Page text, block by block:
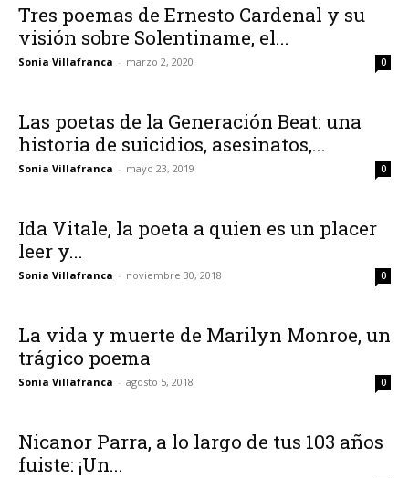
Tres poemas de Ernesto Cardenal y su
visión sobre Solentiname, el...
Sonia Villafranca - marzo 2, 2020 0
Las poetas de la Generación Beat: una
historia de suicidios, asesinatos,...
Sonia Villafranca - mayo 23, 2019 0
Ida Vitale, la poeta a quien es un placer
leer y...
Sonia Villafranca - noviembre 30, 2018 0
La vida y muerte de Marilyn Monroe, un
trágico poema
Sonia Villafranca - agosto 5, 2018 0
Nicanor Parra, a lo largo de tus 103 años
fuiste: ¡Un...